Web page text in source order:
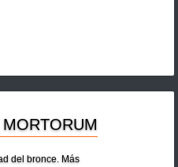
del bronce. Más